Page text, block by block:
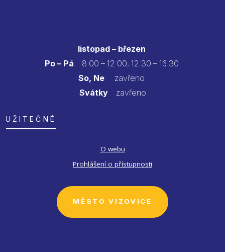
listopad – březen
Po – Pá 8:00 – 12:00, 12:30 – 16:30
So, Ne zavřeno
Svátkyzavřeno
UŽITEČNÉ
O webu
Prohlášení o přístupnosti
MĚSTO VIZOVICE